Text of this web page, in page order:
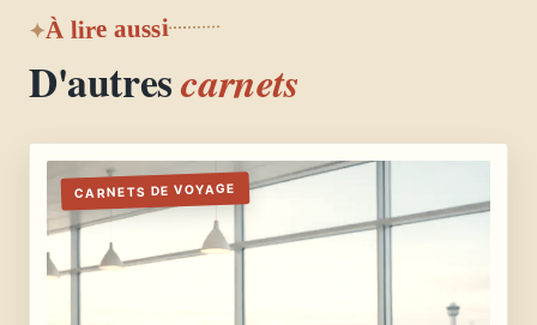
À lire aussi
D'autrescarnets
CARNETS DE VOYAGE